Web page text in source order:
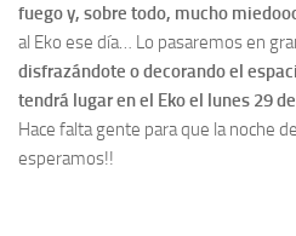
fuego y, sobre todo, mucho
al Eko ese día… Lo pasaremos en
disfrazándote o decorando el
tendrá lugar en el Eko el lunes 29
Hace falta gente para que la noche
esperamos!!